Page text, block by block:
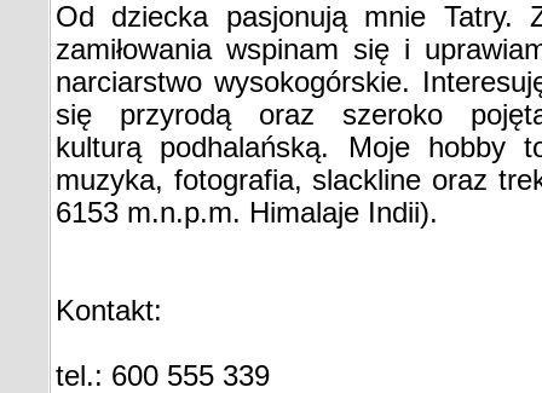
Od dziecka pasjonują mnie Tatry.
zamiłowania wspinam się i
narciarstwo wysokogórskie.
się przyrodą oraz szeroko
kulturą podhalańską. Moje hobby
muzyka, fotografia, slackline oraz
6153 m.n.p.m. Himalaje Indii).
Kontakt:
tel.: 600 555 339